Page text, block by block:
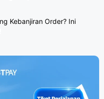
Kebanjiran Order? Ini